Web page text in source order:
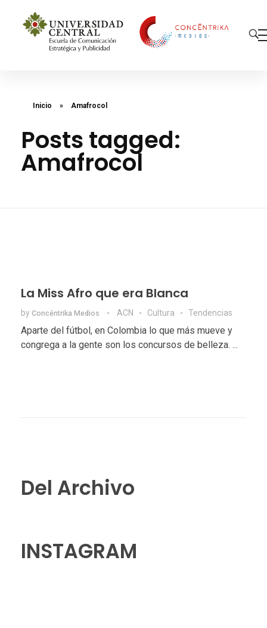
Inicio » Amafrocol
Posts tagged:
Amafrocol
La Miss Afro que era Blanca
by Concéntrika Medios ACN Cultura Tendencias
Aparte del fútbol, en Colombia lo que más mueve y
congrega a la gente son los concursos de belleza. ...
Del Archivo
INSTAGRAM